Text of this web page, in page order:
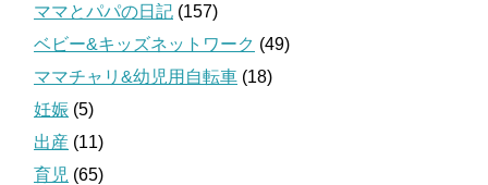
ママとパパの日記 (157)
ベビー&キッズネットワーク (49)
ママチャリ&幼児用自転車 (18)
妊娠 (5)
出産 (11)
育児 (65)